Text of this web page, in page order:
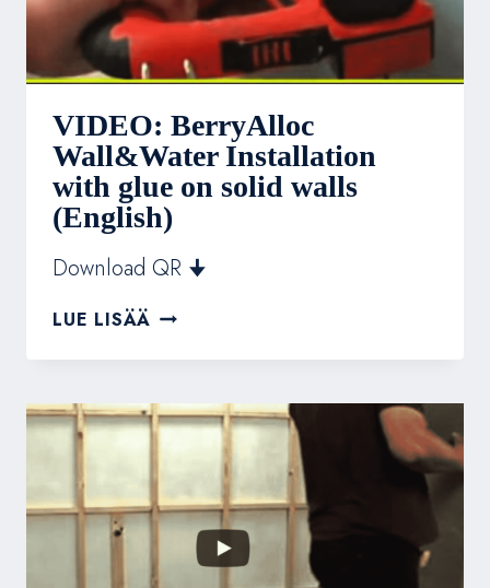
VIDEO: BerryAlloc
Wall&Water Installation
with glue on solid walls
(English)
Download QR 🠋
LUE LISÄÄ VIDEO:
WALL&WATER
WITH
GLUE
(ENGLISH)